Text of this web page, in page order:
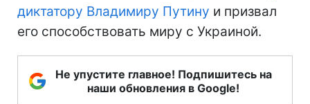
диктатору Владимиру Путину и призвал
его способствовать миру с Украиной.
Не упустите главное! Подпишитесь на
наши обновления в Google!